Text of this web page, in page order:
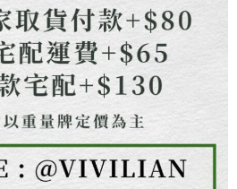
。
瀏覽以下網址：
法定代理人或監護人之同意方可使用
意申辦者引起之損失，本公司不負相關責
，將依據個別帳號之用戶狀況，依本公司即
仍有額度不足之情形，本公司將視審查結果
用他人資訊註冊。若發現惡意使用之情形，
止該用戶之使用額度並採取法律行動。